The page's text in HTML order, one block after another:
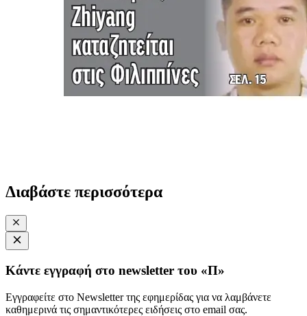
Διαβάστε περισσότερα
Κάντε εγγραφή στο newsletter του «Π»
Εγγραφείτε στο Newsletter της εφημερίδας για να λαμβάνετε
καθημερινά τις σημαντικότερες ειδήσεις στο email σας.